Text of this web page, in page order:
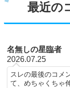
最近の
名無しの星臨者
2026.07.25
スレの最後のコメ
て、めちゃくちゃ